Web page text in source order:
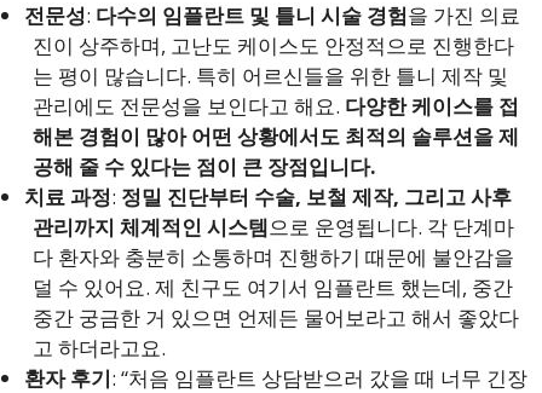
전문성: 다수의 임플란트 및 틀니 시술 경험을 가진 의료
진이 상주하며, 고난도 케이스도 안정적으로 진행한다
는 평이 많습니다. 특히 어르신들을 위한 틀니 제작 및
관리에도 전문성을 보인다고 해요. 다양한 케이스를 접
해본 경험이 많아 어떤 상황에서도 최적의 솔루션을 제
공해 줄 수 있다는 점이 큰 장점입니다.
치료 과정: 정밀 진단부터 수술, 보철 제작, 그리고 사후
관리까지 체계적인 시스템으로 운영됩니다. 각 단계마
다 환자와 충분히 소통하며 진행하기 때문에 불안감을
덜 수 있어요. 제 친구도 여기서 임플란트 했는데, 중간
중간 궁금한 거 있으면 언제든 물어보라고 해서 좋았다
고 하더라고요.
환자 후기: “처음 임플란트 상담받으러 갔을 때 너무 긴장